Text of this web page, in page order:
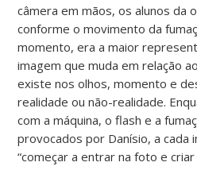
câmera em mãos, os alunos da
conforme o movimento da
momento, era a maior
imagem que muda em relação
existe nos olhos, momento e
realidade ou não-realidade.
com a máquina, o flash e a
provocados por Danísio, a cada
“começar a entrar na foto e